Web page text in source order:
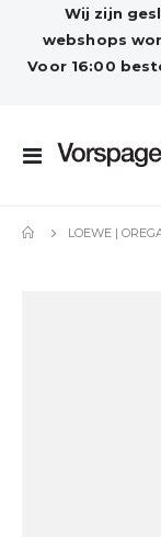
Wij zijn
webshops
Voor 16:00
Toggle
LOEWE |